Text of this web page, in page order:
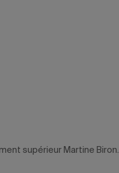
supérieur Martine Biron.